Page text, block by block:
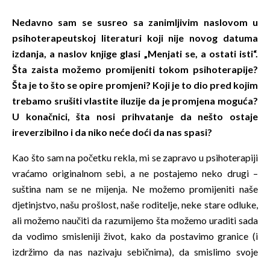
Nedavno sam se susreo sa zanimljivim naslovom u
psihoterapeutskoj literaturi koji nije novog datuma
izdanja, a naslov knjige glasi „Menjati se, a ostati isti“.
Šta zaista možemo promijeniti tokom psihoterapije?
Šta je to što se opire promjeni? Koji je to dio pred kojim
trebamo srušiti vlastite iluzije da je promjena moguća?
U konačnici, šta nosi prihvatanje da nešto ostaje
ireverzibilno i da niko neće doći da nas spasi?
Kao što sam na početku rekla, mi se zapravo u psihoterapiji
vraćamo originalnom sebi, a ne postajemo neko drugi –
suština nam se ne mijenja. Ne možemo promijeniti naše
djetinjstvo, našu prošlost, naše roditelje, neke stare odluke,
ali možemo naučiti da razumijemo šta možemo uraditi sada
da vodimo smisleniji život, kako da postavimo granice (i
izdržimo da nas nazivaju sebičnima), da smislimo svoje